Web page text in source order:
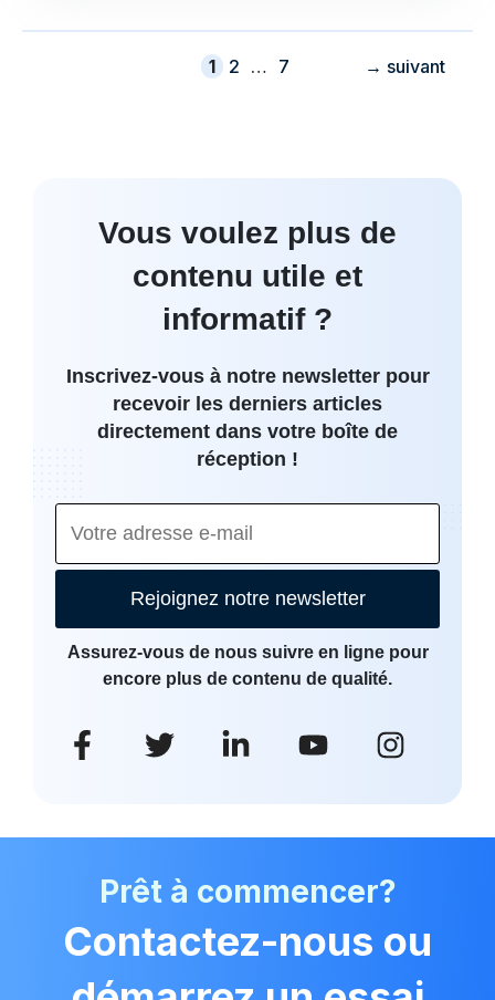
Page
1 Page
2 … Page
7 → suivant
Vous voulez plus de
contenu utile et
informatif ?
Inscrivez-vous à notre newsletter pour
recevoir les derniers articles
directement dans votre boîte de
réception !
Rejoignez notre newsletter
Assurez-vous de nous suivre en ligne pour
encore plus de contenu de qualité.
Prêt à commencer?
Contactez-nous ou